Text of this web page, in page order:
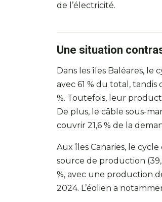
de l’électricité.
Une situation
Dans les îles Baléares,
avec 61 % du total,
%. Toutefois, leur
De plus, le câble sous-
couvrir 21,6 % de la
Aux îles Canaries, le
source de production
%, avec une production
2024. L’éolien a